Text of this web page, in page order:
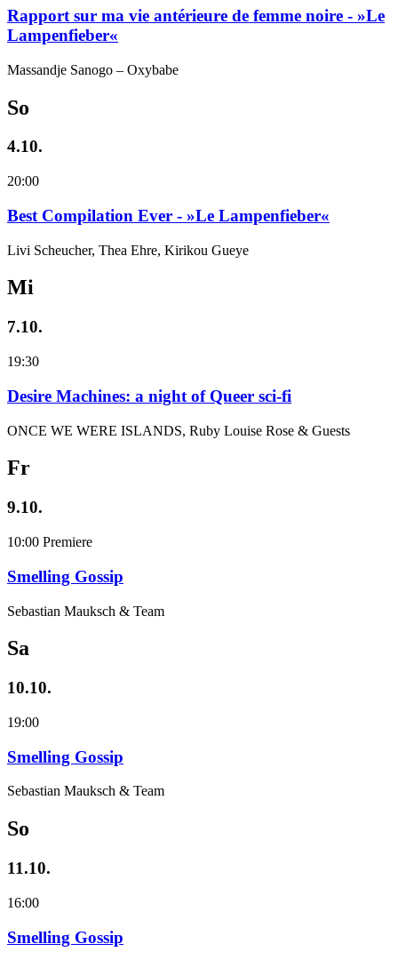
Rapport sur ma vie antérieure de femme noire - »Le
Lampenfieber«
Massandje Sanogo – Oxybabe
So
4.10.
20:00
Best Compilation Ever - »Le Lampenfieber«
Livi Scheucher, Thea Ehre, Kirikou Gueye
Mi
7.10.
19:30
Desire Machines: a night of Queer sci-fi
ONCE WE WERE ISLANDS, Ruby Louise Rose & Guests
Fr
9.10.
10:00 Premiere
Smelling Gossip
Sebastian Mauksch & Team
Sa
10.10.
19:00
Smelling Gossip
Sebastian Mauksch & Team
So
11.10.
16:00
Smelling Gossip